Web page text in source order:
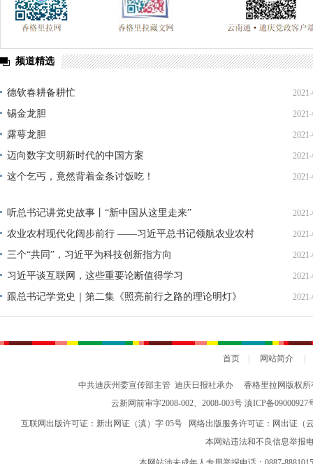
频道精选
德钦春耕备耕忙
锡金龙胆
露萼龙胆
迈向数字文明新时代的中国方案
这个乞丐，竟然背着金条讨饭吃！
听总书记讲党史故事丨“新中国从这里走来”
农业农村现代化阔步前行 ——习近平总书记领航农业农村
高质量发展（之三）
三个“共同”，习近平为科技创新指方向
习近平谈互联网，这些重要论断值得学习
跟总书记学党史｜第二集《照亮前行之路的理论明灯》